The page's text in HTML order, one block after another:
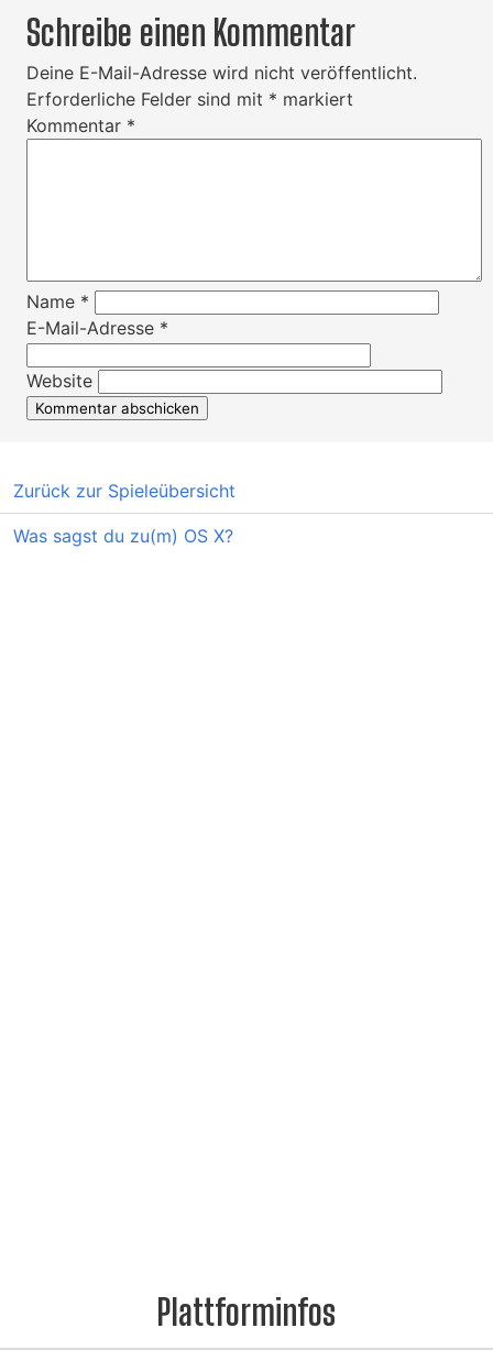
Schreibe einen Kommentar
Deine E-Mail-Adresse wird nicht veröffentlicht.
Erforderliche Felder sind mit * markiert
Kommentar *
Name *
E-Mail-Adresse *
Website
Zurück zur Spieleübersicht
Was sagst du zu(m) OS X?
Plattforminfos